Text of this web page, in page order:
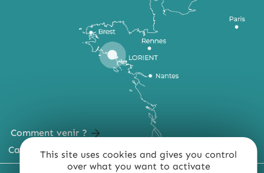
This site uses cookies and gives you control
over what you want to activate
Comment venir ?
Carte du territoire